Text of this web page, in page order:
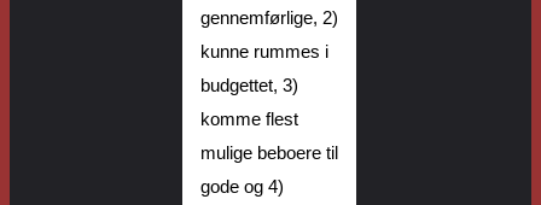
gennemførlige, 2)
kunne rummes i
budgettet, 3)
komme flest
mulige beboere til
godeog 4)